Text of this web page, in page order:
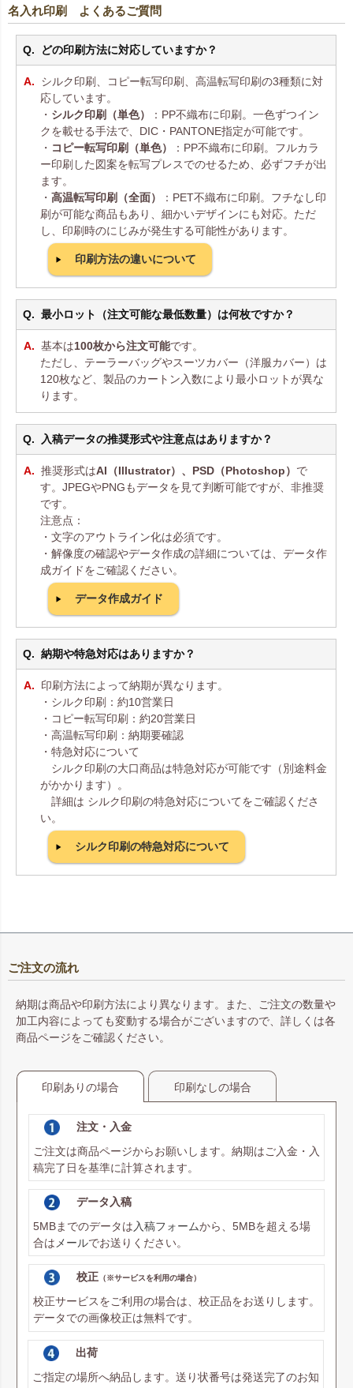
名入れ印刷 よくあるご質問
どの印刷方法に対応していますか？
シルク印刷、コピー転写印刷、高温転写印刷の3種類に対
応しています。
・ シルク印刷（単色）
：PP不織布に印刷。一色ずつイン
クを載せる手法で、DIC・PANTONE指定が可能です。
・ コピー転写印刷（単色）
：PP不織布に印刷。フルカラ
ー印刷した図案を転写プレスでのせるため、必ずフチが出
ます。
・ 高温転写印刷（全面）
：PET不織布に印刷。フチなし印
刷が可能な商品もあり、細かいデザインにも対応。ただ
し、印刷時のにじみが発生する可能性があります。
印刷方法の違いについて
最小ロット（注文可能な最低数量）は何枚ですか？
基本は100枚から注文可能です。
ただし、テーラーバッグやスーツカバー（洋服カバー）は
120枚など、製品のカートン入数により最小ロットが異な
ります。
入稿データの推奨形式や注意点はありますか？
推奨形式はAI（Illustrator）、PSD（Photoshop） で
す。JPEGやPNGもデータを見て判断可能ですが、非推奨
です。
注意点：
・文字のアウトライン化は必須です。
・解像度の確認やデータ作成の詳細については、データ作
成ガイドをご確認ください。
データ作成ガイド
納期や特急対応はありますか？
印刷方法によって納期が異なります。
・シルク印刷：約10営業日
・コピー転写印刷：約20営業日
・高温転写印刷：納期要確認
・特急対応について
シルク印刷の大口商品は特急対応が可能です（別途料金
がかかります）。
詳細は シルク印刷の特急対応についてをご確認くださ
い。
シルク印刷の特急対応について
ご注文の流れ
納期は商品や印刷方法により異なります。また、ご注文の数量や
加工内容によっても変動する場合がございますので、詳しくは各
商品ページをご確認ください。
印刷ありの場合 印刷なしの場合
注文・入金
ご注文は商品ページからお願いします。納期はご入金・入
稿完了日を基準に計算されます。
データ入稿
5MBまでのデータは入稿フォームから、5MBを超える場
合はメールでお送りください。
校正（※サービスを利用の場合）
校正サービスをご利用の場合は、校正品をお送りします。
データでの画像校正は無料です。
出荷
ご指定の場所へ納品します。送り状番号は発送完了のお知